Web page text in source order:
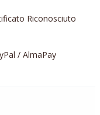
Riconosciuto
/ AlmaPay